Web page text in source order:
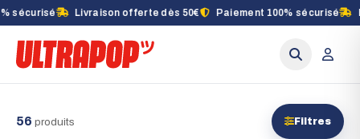
Livraison offerte dès 50€ Paiement 100% sécurisé Livraison
56 produits Filtres